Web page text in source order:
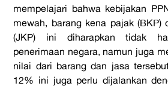
mempelajari bahwa kebijakan
mewah, barang kena pajak (BKP)
(JKP) ini diharapkan tidak
penerimaan negara, namun juga
nilai dari barang dan jasa
12% ini juga perlu dijalankan